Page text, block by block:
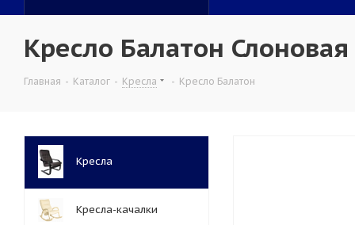
Кресло Балатон
Главная - Каталог - Кресла - Кресло Балатон
Кресла
Кресла-качалки